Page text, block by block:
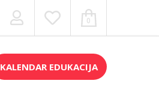
0
KALENDAR EDUKACIJA